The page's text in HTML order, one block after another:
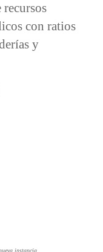
recursos
con ratios
y
instancia